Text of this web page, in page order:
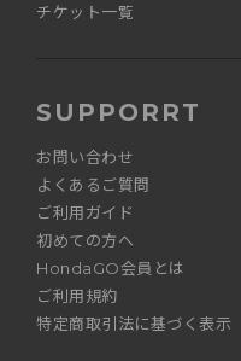
チケット一覧
SUPPORRT
お問い合わせ
よくあるご質問
ご利用ガイド
初めての方へ
HondaGO会員とは
ご利用規約
特定商取引法に基づく表示